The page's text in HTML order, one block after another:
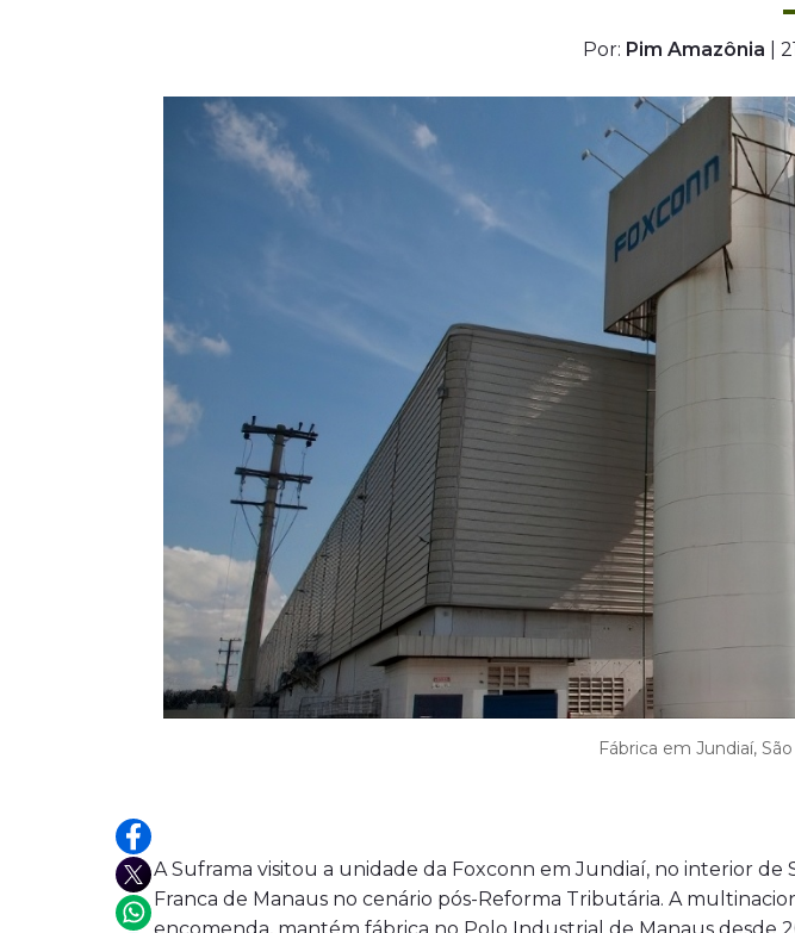
Por: Pim Amazônia |
Fábrica em Jundiaí,
A Suframa visitou a unidade da Foxconn em Jundiaí, no interior
Franca de Manaus no cenário pós-Reforma Tributária. A